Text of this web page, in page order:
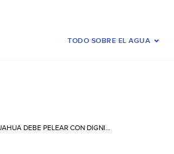
TODO SOBRE EL AGUA
CHIHUAHUA DEBE PELEAR CON DIGNIDAD POR SU AGUA (EL HERALDO DE CHIHUAHUA)